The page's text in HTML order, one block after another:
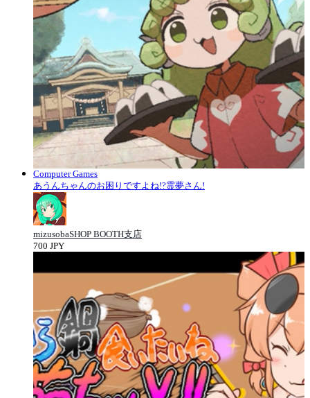
Computer Games
あうんちゃんのお困りですよね!?霊夢さん!
mizusobaSHOP BOOTH支店
700 JPY